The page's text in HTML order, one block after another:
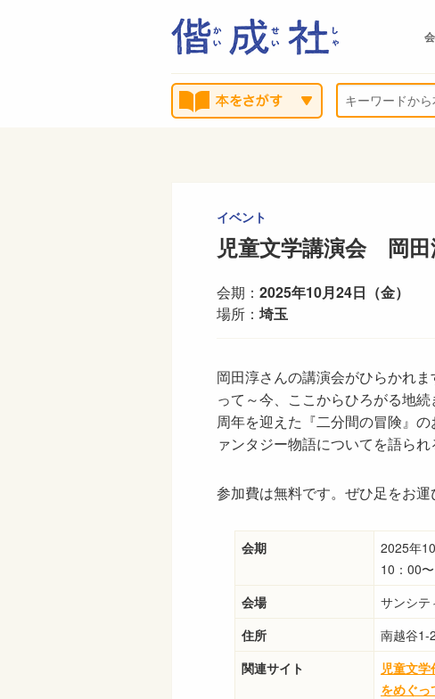
イベント
児童文学講演会 岡田
会期： 2025年10月24日（金）
場所： 埼玉
岡田淳さんの講演会がひらかれ
って～今、ここからひろがる地
周年を迎えた『二分間の冒険』
ァンタジー物語についてを語られ
参加費は無料です。ぜひ足をお運
会期
2025年
10：00
会場
サンシテ
住所
南越谷1-
関連サイト
児童文学
をめぐっ